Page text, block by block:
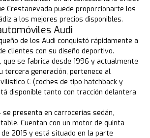
Crestanevada puede proporcionarte los
a los mejores precios disponibles.
Audi
de los Audi conquistó rápidamente a
clientes con su diseño deportivo.
que se fabrica desde 1996 y actualmente
tercera generación, pertenece al
C (coches de tipo hatchback y
disponible tanto con tracción delantera
se presenta en carrocerías sedán,
Cuentan con un motor de quinta
2015 y está situado en la parte